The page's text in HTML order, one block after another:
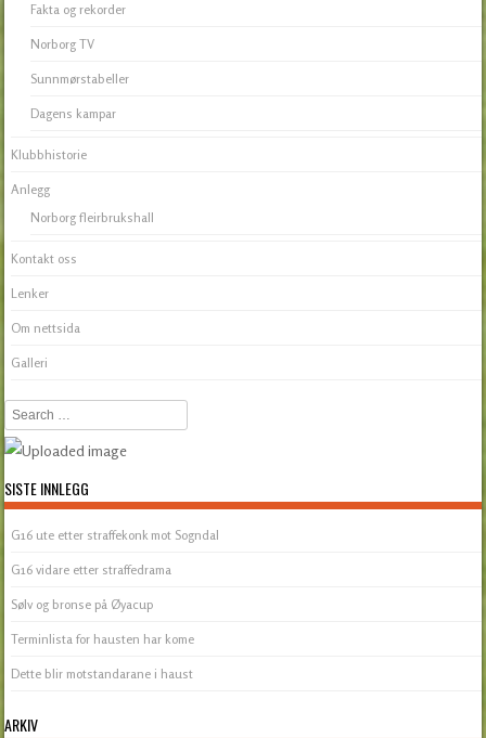
Fakta og rekorder
Norborg TV
Sunnmørstabeller
Dagens kampar
Klubbhistorie
Anlegg
Norborg fleirbrukshall
Kontakt oss
Lenker
Om nettsida
Galleri
Search
SISTE INNLEGG
G16 ute etter straffekonk mot Sogndal
G16 vidare etter straffedrama
Sølv og bronse på Øyacup
Terminlista for hausten har kome
Dette blir motstandarane i haust
ARKIV